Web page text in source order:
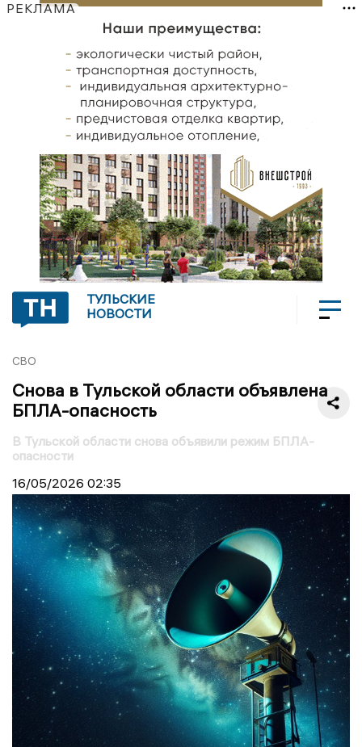
РЕКЛАМА
ТУЛЬСКИЕ
НОВОСТИ
СВО
Снова в Тульской области объявлена
БПЛА-опасность
В Тульской области снова объявили режим БПЛА-
опасности
16/05/2026 02:35